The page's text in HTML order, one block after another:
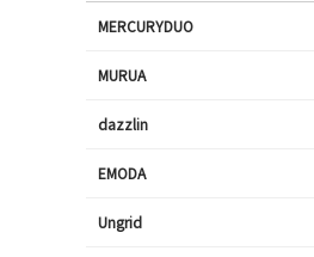
MERCURYDUO
MURUA
dazzlin
EMODA
Ungrid